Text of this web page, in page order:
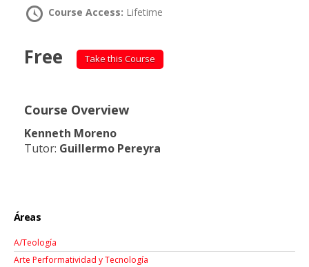
Course Access: Lifetime
Free Take this Course
Course Overview
Kenneth Moreno
Tutor: Guillermo Pereyra
Áreas
A/Teología
Arte Performatividad y Tecnología